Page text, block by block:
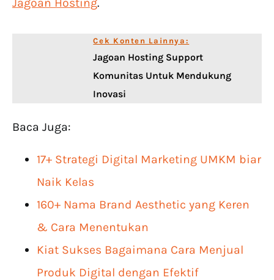
Cek Konten Lainnya:
Jagoan Hosting Support
Komunitas Untuk Mendukung
Inovasi
Baca Juga:
17+ Strategi Digital Marketing UMKM biar
Naik Kelas
160+ Nama Brand Aesthetic yang Keren
& Cara Menentukan
Kiat Sukses Bagaimana Cara Menjual
Produk Digital dengan Efektif